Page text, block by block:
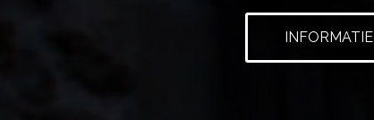
INFORMATIE